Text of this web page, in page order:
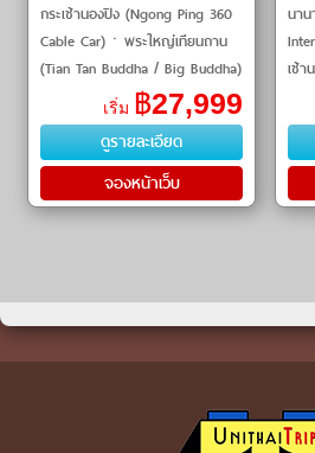
กระเช้านองปิง (Ngong Ping 360
Cable Car)ㆍพระใหญ่เทียนถาน
(Tian Tan Buddha / Big Buddha)
ㆍหมู่บ้านนองปิง (Ngong Ping
Village)ㆍซิตี้เกตเอ้าทเลท
(Citygate Outlets)ㆍสวนสน�
เริ่ม ฿27,999
ดูรายละเอียด
จองหน้าเว็บ
นา
เช้
วั
นมั